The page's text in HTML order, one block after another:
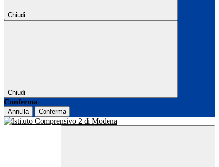
Chiudi
Chiudi
Conferma
Annulla Conferma